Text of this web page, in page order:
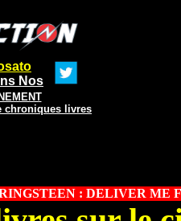
Nos
chroniques livres
: DELIVER ME